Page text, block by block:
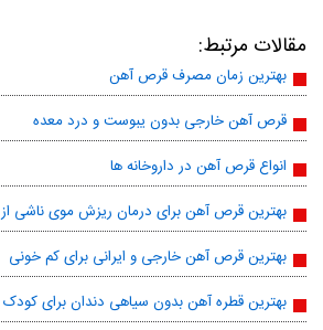
مقالات مرتبط:
بهترین زمان مصرف قرص آهن
قرص آهن خارجی بدون یبوست و درد معده
انواع قرص آهن در داروخانه ها
بهترین قرص آهن برای درمان ریزش موی ناشی
بهترین قرص آهن خارجی و ایرانی برای کم خونی
بهترین قطره آهن بدون سیاهی دندان برای کودک